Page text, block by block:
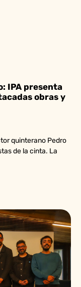
IPA presenta
obras y
quinterano Pedro
de la cinta. La